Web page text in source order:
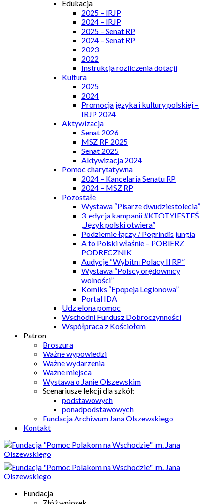
Edukacja
2025 – IRJP
2024 – IRJP
2025 – Senat RP
2024 – Senat RP
2023
2022
Instrukcja rozliczenia dotacji
Kultura
2025
2024
Promocja języka i kultury polskiej –
IRJP 2024
Aktywizacja
Senat 2026
MSZ RP 2025
Senat 2025
Aktywizacja 2024
Pomoc charytatywna
2024 – Kancelaria Senatu RP
2024 – MSZ RP
Pozostałe
Wystawa “Pisarze dwudziestolecia”
3. edycja kampanii #KTOTYJESTEŚ
„Język polski otwiera”
Podziemie łączy / Pogrindis jungia
A to Polski właśnie – POBIERZ
PODRECZNIK
Audycje “Wybitni Polacy II RP”
Wystawa “Polscy orędownicy
wolności”
Komiks “Epopeja Legionowa”
Portal IDA
Udzielona pomoc
Wschodni Fundusz Dobroczynności
Współpraca z Kościołem
Patron
Broszura
Ważne wypowiedzi
Ważne wydarzenia
Ważne miejsca
Wystawa o Janie Olszewskim
Scenariusze lekcji dla szkół:
podstawowych
ponadpodstawowych
Fundacja Archiwum Jana Olszewskiego
Kontakt
Fundacja